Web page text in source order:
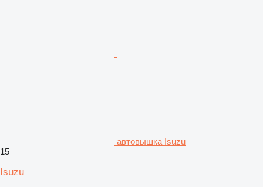
автовышка Isuzu
15
Isuzu